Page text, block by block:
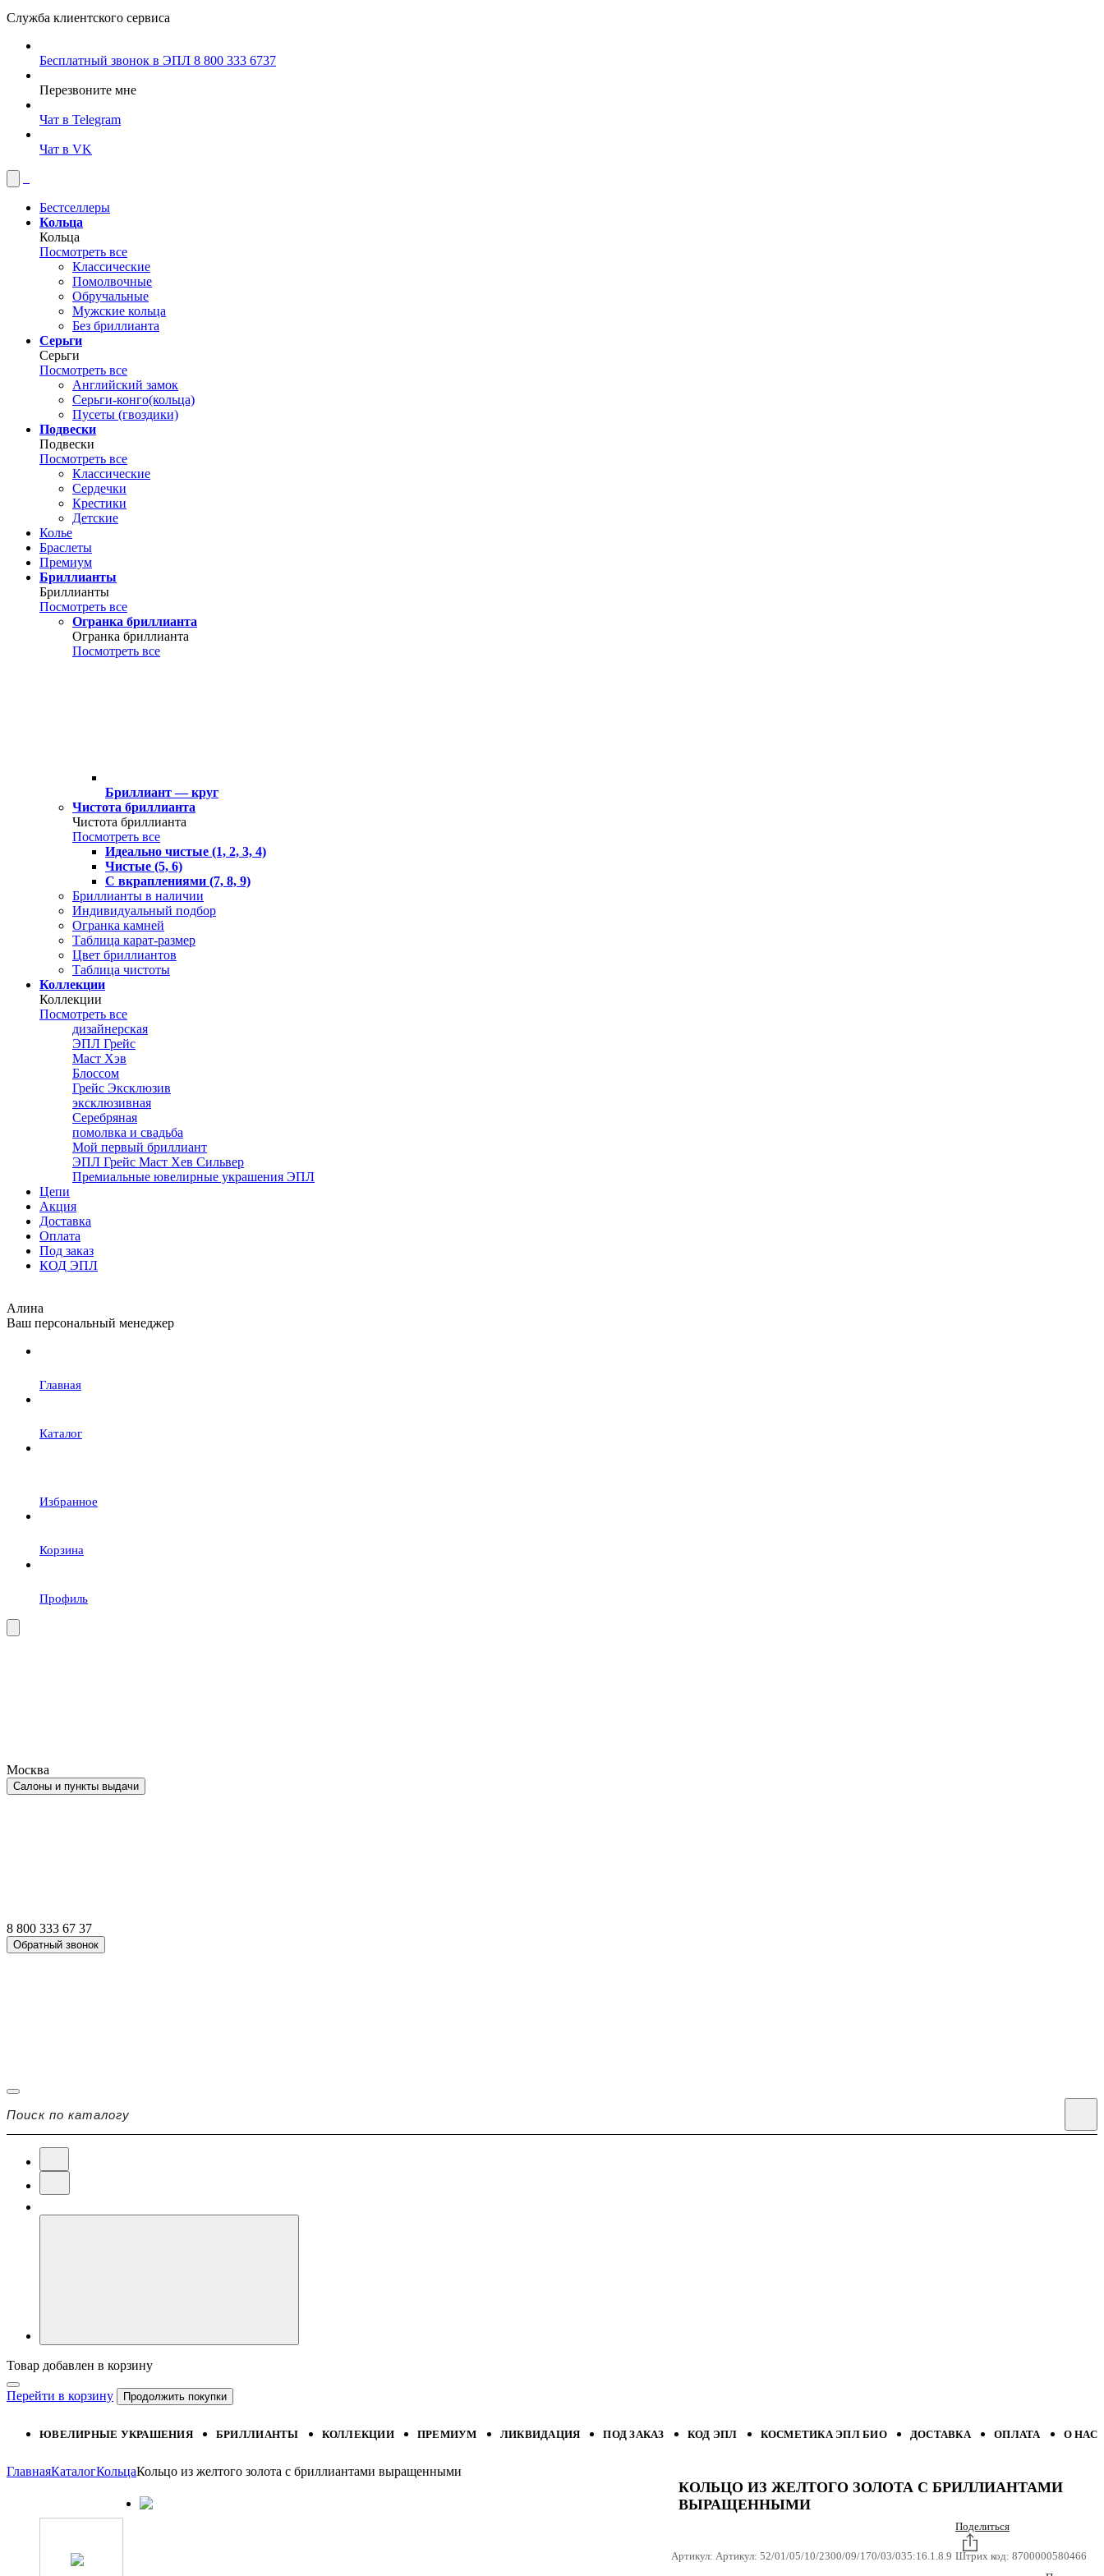
Служба клиентского сервиса
Бесплатный звонок в ЭПЛ 8 800 333 6737
Перезвоните мне
Чат в Telegram
Чат в VK
Бестселлеры
Кольца
Кольца
Посмотреть все
Классические
Помолвочные
Обручальные
Мужские кольца
Без бриллианта
Серьги
Серьги
Посмотреть все
Английский замок
Серьги-конго(кольца)
Пусеты (гвоздики)
Подвески
Подвески
Посмотреть все
Классические
Сердечки
Крестики
Детские
Колье
Браслеты
Премиум
Бриллианты
Бриллианты
Посмотреть все
Огранка бриллианта
Огранка бриллианта
Посмотреть все
Бриллиант — круг
Чистота бриллианта
Чистота бриллианта
Посмотреть все
Идеально чистые (1, 2, 3, 4)
Чистые (5, 6)
С вкраплениями (7, 8, 9)
Бриллианты в наличии
Индивидуальный подбор
Огранка камней
Таблица карат-размер
Цвет бриллиантов
Таблица чистоты
Коллекции
Коллекции
Посмотреть все
дизайнерская
ЭПЛ Грейс
Маст Хэв
Блоссом
Грейс Эксклюзив
эксклюзивная
Серебряная
помолвка и свадьба
Мой первый бриллиант
ЭПЛ Грейс Маст Хев Сильвер
Премиальные ювелирные украшения ЭПЛ
Цепи
Акция
Доставка
Оплата
Под заказ
КОД ЭПЛ
Алина
Ваш персональный менеджер
Главная
Каталог
Избранное
Корзина
Профиль
Москва
Салоны и пункты выдачи
8 800 333 67 37
Обратный звонок
Товар добавлен в корзину
Перейти в корзину Продолжить покупки
ЮВЕЛИРНЫЕ УКРАШЕНИЯ БРИЛЛИАНТЫ КОЛЛЕКЦИИ ПРЕМИУМ ЛИКВИДАЦИЯ ПОД ЗАКАЗ КОД ЭПЛ КОСМЕТИКА ЭПЛ БИО ДОСТАВКА ОПЛАТА О НАС
ГлавнаяКаталогКольцаКольцо из желтого золота с бриллиантами выращенными
КОЛЬЦО ИЗ ЖЕЛТОГО ЗОЛОТА С БРИЛЛИАНТАМИ
ВЫРАЩЕННЫМИ
Артикул: Артикул: 52/01/05/10/2300/09/170/03/035:16.1.8.9
Поделиться
Штрих код: 8700000580466